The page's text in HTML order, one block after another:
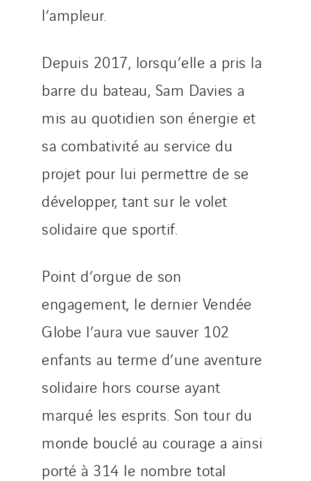
l’ampleur.
Depuis 2017, lorsqu’elle a pris la
barre du bateau, Sam Davies a
mis au quotidien son énergie et
sa combativité au service du
projet pour lui permettre de se
développer, tant sur le volet
solidaire que sportif.
Point d’orgue de son
engagement, le dernier Vendée
Globe l’aura vue sauver 102
enfants au terme d’une aventure
solidaire hors course ayant
marqué les esprits. Son tour du
monde bouclé au courage a ainsi
porté à 314 le nombre total